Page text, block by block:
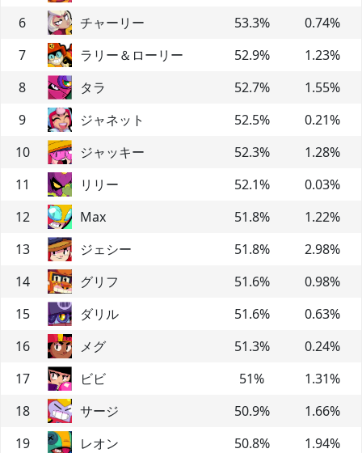
6
チャーリー 53.3% 0.74%
7
ラリー＆ローリー 52.9% 1.23%
8
タラ 52.7% 1.55%
9
ジャネット 52.5% 0.21%
10
ジャッキー 52.3% 1.28%
11
リリー 52.1% 0.03%
12
Max 51.8% 1.22%
13
ジェシー 51.8% 2.98%
14
グリフ 51.6% 0.98%
15
ダリル 51.6% 0.63%
16
メグ 51.3% 0.24%
17
ビビ 51% 1.31%
18
サージ 50.9% 1.66%
19
レオン 50.8% 1.94%